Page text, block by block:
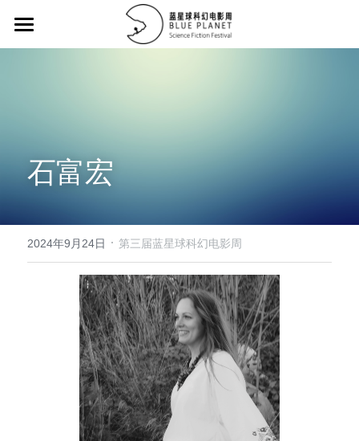
主竞赛单元荣誉名单/Main Competition Hono
32强 / Top 32
评委名单 / Juries
历届作品 / Portfolio
提交作品 / Submission
视频 / Videos
组织架构 / Organization
石富宏
2024年9月24日 · 第三届蓝星球科幻电影周